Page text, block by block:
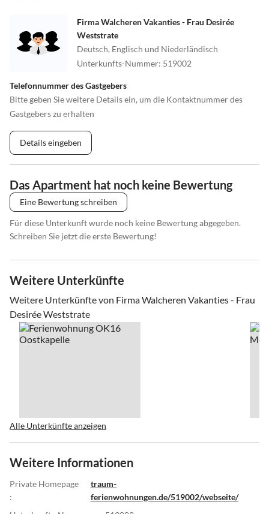
Firma Walcheren Vakanties - Frau Desirée
Weststrate
Deutsch, Englisch und Niederländisch
Unterkunfts-Nummer: 519002
Telefonnummer des Gastgebers
Bitte geben Sie weitere Details ein, um die Kontaktnummer des
Gastgebers zu erhalten
Details eingeben
Das Apartment hat noch keine Bewertung
Eine Bewertung schreiben
Für diese Unterkunft wurde noch keine Bewertung abgegeben.
Schreiben Sie jetzt die erste Bewertung!
Weitere Unterkünfte
Weitere Unterkünfte von Firma Walcheren Vakanties - Frau
Desirée Weststrate
Alle Unterkünfte anzeigen
Weitere Informationen
Private Homepage
:
traum-
ferienwohnungen.de/519002/webseite/